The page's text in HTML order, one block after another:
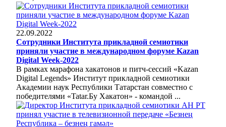
22.09.2022
Сотрудники Института прикладной семиотики
приняли участие в международном форуме Kazan
Digital Week-2022
В рамках марафона хакатонов и питч-сессий «Kazan
Digital Legends» Институт прикладной семиотики
Академии наук Республики Татарстан совместно с
победителями «Tatar.Бу Хакатон» - командой ...